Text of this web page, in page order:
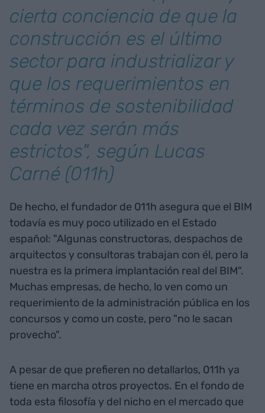
cierta conciencia de que la
construcción es el último
sector para industrializar y
que los requerimientos en
términos de sostenibilidad
cada vez serán más
estrictos", según Lucas
Carné (011h)
De hecho, el fundador de 011h asegura que el BIM
todavía es muy poco utilizado en el Estado
español: "Algunas constructoras, despachos de
arquitectos y consultoras trabajan con él, pero la
nuestra es la primera implantación real del BIM".
Muchas empresas, de hecho, lo ven como un
requerimiento de la administración pública en los
concursos y como un coste, pero "no le sacan
provecho".
A pesar de que prefieren no detallarlos, 011h ya
tiene en marcha otros proyectos. En el fondo de
toda esta filosofía y del nicho en el mercado que